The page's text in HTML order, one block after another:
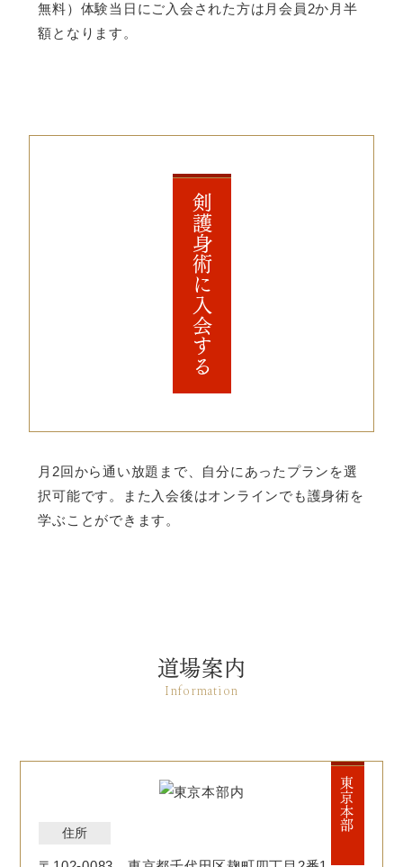
無料）体験当日にご入会された方は月会員2か月半
額となります。
剣護身術に入会する
月2回から通い放題まで、自分にあったプランを選
択可能です。また入会後はオンラインでも護身術を
学ぶことができます。
道場案内
Information
東京本部
住所